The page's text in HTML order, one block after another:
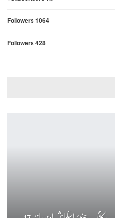
Followers 1064
Followers 428